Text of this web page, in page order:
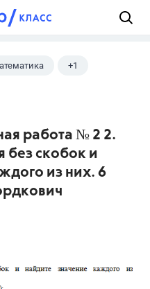
+1
работа № 2 2.
без скобок и
из них. 6